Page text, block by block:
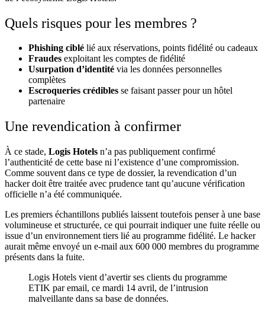
Quels risques pour les membres ?
Phishing ciblé lié aux réservations, points fidélité ou cadeaux
Fraudes exploitant les comptes de fidélité
Usurpation d’identité via les données personnelles
complètes
Escroqueries crédibles se faisant passer pour un hôtel
partenaire
Une revendication à confirmer
À ce stade, Logis Hotels n’a pas publiquement confirmé
l’authenticité de cette base ni l’existence d’une compromission.
Comme souvent dans ce type de dossier, la revendication d’un
hacker doit être traitée avec prudence tant qu’aucune vérification
officielle n’a été communiquée.
Les premiers échantillons publiés laissent toutefois penser à une base
volumineuse et structurée, ce qui pourrait indiquer une fuite réelle ou
issue d’un environnement tiers lié au programme fidélité. Le hacker
aurait même envoyé un e-mail aux 600 000 membres du programme
présents dans la fuite.
Logis Hotels vient d’avertir ses clients du programme
ETIK par email, ce mardi 14 avril, de l’intrusion
malveillante dans sa base de données.